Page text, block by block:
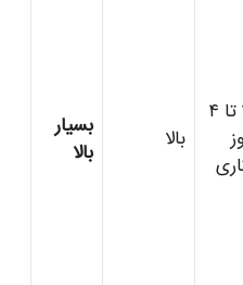
۲ تا ۴
بالا
بسیار
بالا